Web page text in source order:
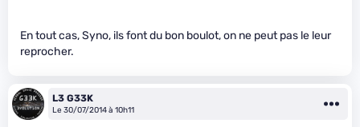
En tout cas, Syno, ils font du bon boulot, on ne peut pas le leur
reprocher.
L3 G33K
Le 30/07/2014 à 10h11